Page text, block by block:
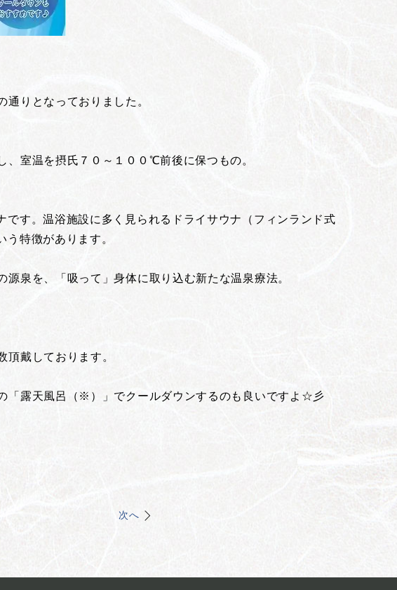
りとなっておりました。
室温を摂氏７０～１００℃前後に保つもの。
す。温浴施設に多く見られるドライサウナ（フィンランド式
特徴があります。
泉を、「吸って」身体に取り込む新たな温泉療法。
戴しております。
「露天風呂（※）」でクールダウンするのも良いですよ☆彡
次へ